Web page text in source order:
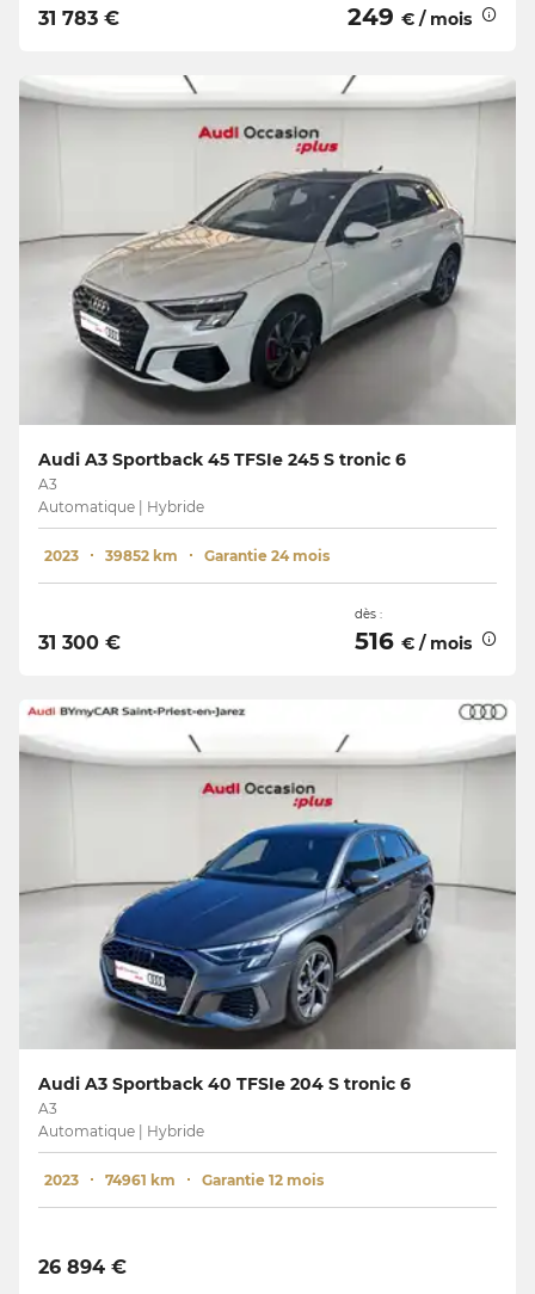
31 783 € 249 € / mois
Audi A3 Sportback 45 TFSIe 245 S tronic 6
A3
Automatique | Hybride
2023 39852 km Garantie 24 mois
31 300 €
dès :
516 € / mois
Audi A3 Sportback 40 TFSIe 204 S tronic 6
A3
Automatique | Hybride
2023 74961 km Garantie 12 mois
26 894 €